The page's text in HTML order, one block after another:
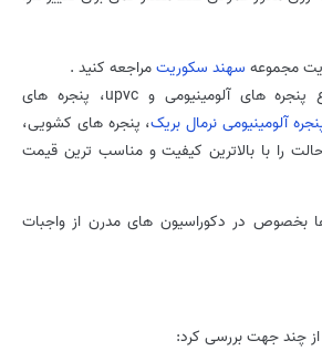
مجموعه سهند سکوریتمراجعه کنید .
، انواع پنجره های آلومینیومی و upvc، پنجره های
آلومینیومی نرمال بریک، پنجره های کشویی،
را با بالاترین کیفیت و مناسب ترین قیمت
ها بخصوص در دکوراسیون های مدرن از واجبات
از چند جهت بررسی کرد: